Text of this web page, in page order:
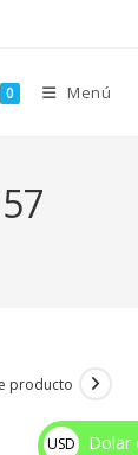
0 Menú
producto
USD
Dolar